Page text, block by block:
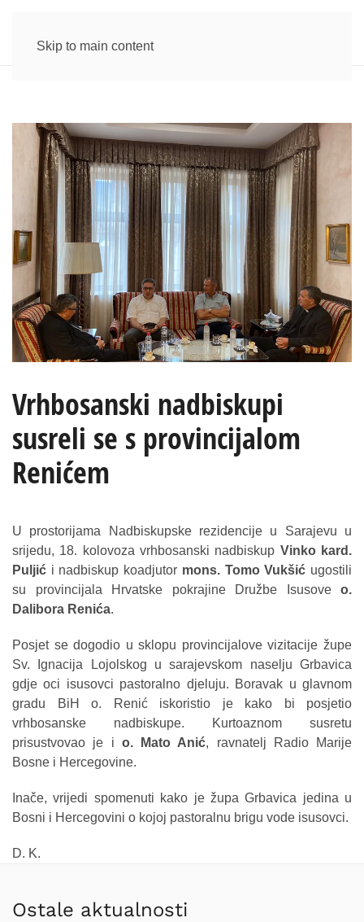
Skip to main content
Vrhbosanski nadbiskupi
susreli se s provincijalom
Renićem
U prostorijama Nadbiskupske rezidencije u Sarajevu u
srijedu, 18. kolovoza vrhbosanski nadbiskup Vinko kard.
Puljić i nadbiskup koadjutor mons. Tomo Vukšić ugostili
su provincijala Hrvatske pokrajine Družbe Isusoveo.
Dalibora Renića.
Posjet se dogodio u sklopu provincijalove vizitacije župe
Sv. Ignacija Lojolskog u sarajevskom naselju Grbavica
gdje oci isusovci pastoralno djeluju. Boravak u glavnom
gradu BiH o. Renić iskoristio je kako bi posjetio
vrhbosanske nadbiskupe. Kurtoaznom susretu
prisustvovao je i o. Mato Anić, ravnatelj Radio Marije
Bosne i Hercegovine.
Inače, vrijedi spomenuti kako je župa Grbavica jedina u
Bosni i Hercegovini o kojoj pastoralnu brigu vode isusovci.
D. K.
Ostale aktualnosti